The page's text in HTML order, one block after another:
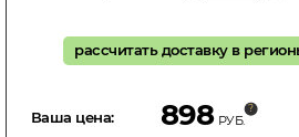
рассчитать доставку в
Ваша цена: 898 РУБ.